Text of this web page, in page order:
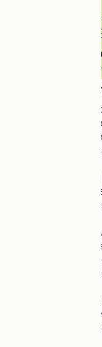
This
commits to
View its
Le Domaine de
personne
littoral et
stations
Amoureuses de
milieu des
conduits au Pied
Le parc arboré
au milieu des
liberté dans les
sous les arbres
Vous
ont été rénovés
confort